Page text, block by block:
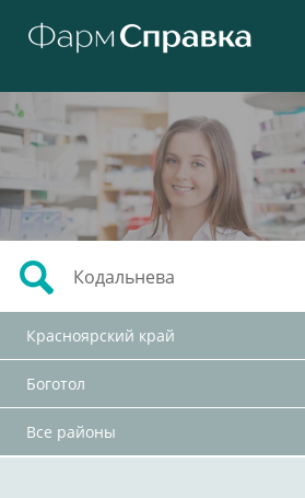
Красноярский край
Боготол
Все районы